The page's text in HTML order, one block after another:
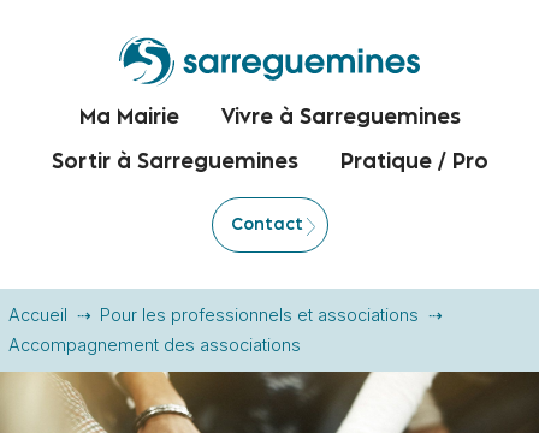
Ma Mairie Vivre à Sarreguemines
Sortir à Sarreguemines Pratique / Pro
Contact
Accueil
Pour les professionnels et associations
Accompagnement des associations